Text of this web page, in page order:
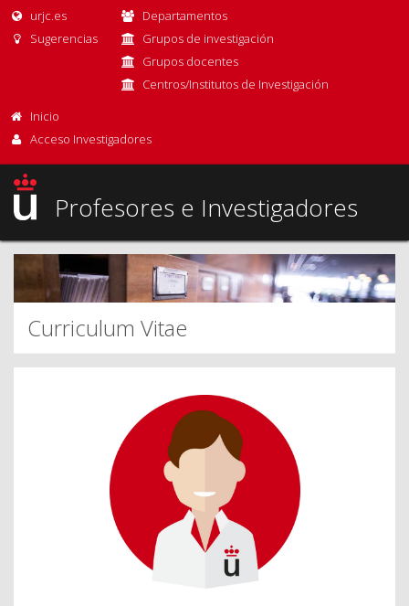
urjc.es
Sugerencias
Departamentos
Grupos de investigación
Grupos docentes
Centros/Institutos de Investigación
Inicio
Acceso Investigadores
Profesores e Investigadores
Curriculum Vitae